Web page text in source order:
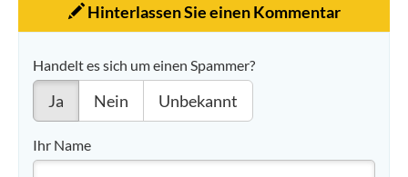
Hinterlassen Sie einen Kommentar
Handelt es sich um einen Spammer?
Ja Nein Unbekannt
Ihr Name